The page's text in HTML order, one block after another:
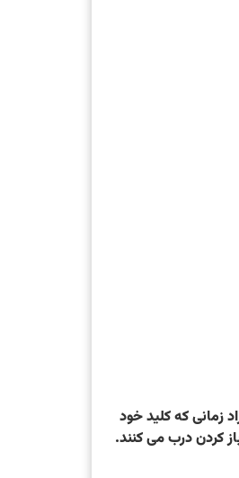
زمانی که کلید خود
کردن درب می کنند.